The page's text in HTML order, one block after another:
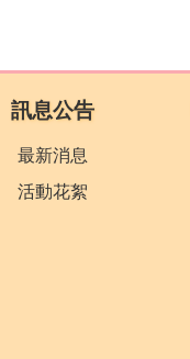
訊息公告
最新消息
活動花絮